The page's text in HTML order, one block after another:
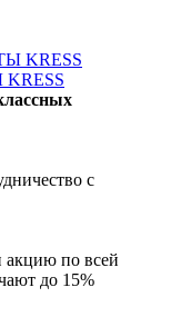
с
акцию по всей
до 15%